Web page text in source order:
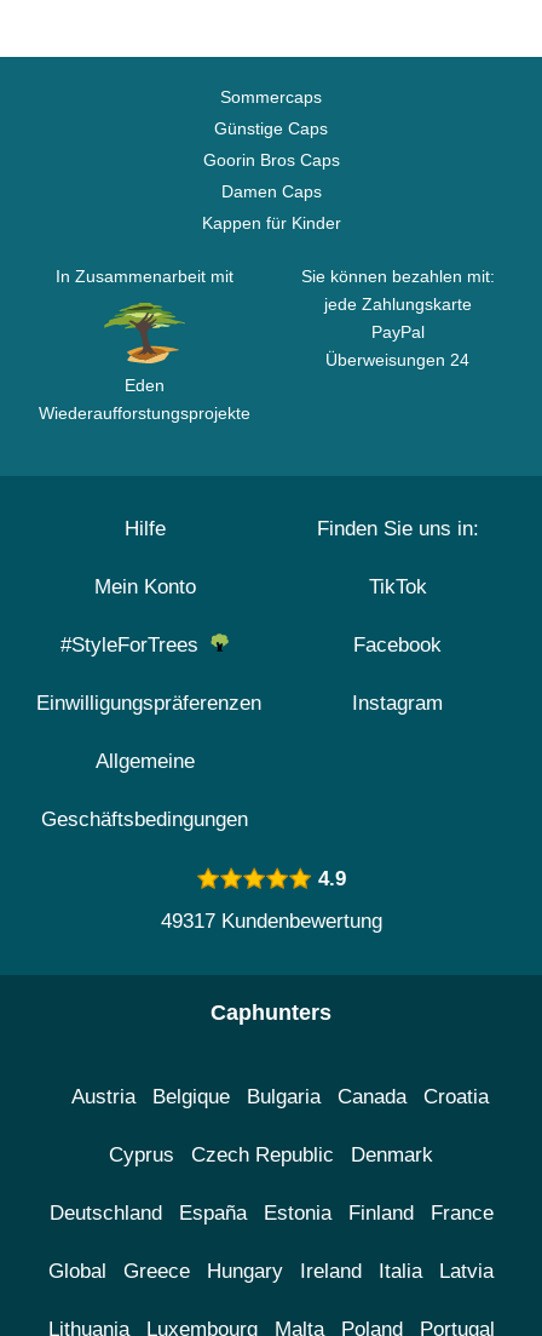
Sommercaps
Günstige Caps
Goorin Bros Caps
Damen Caps
Kappen für Kinder
In Zusammenarbeit mit
Eden
Wiederaufforstungsprojekte
Sie können bezahlen mit:
jede Zahlungskarte
PayPal
Überweisungen 24
Hilfe
Mein Konto
#StyleForTrees
Einwilligungspräferenzen
Allgemeine
Geschäftsbedingungen
Finden Sie uns in:
TikTok
Facebook
Instagram
4.9
49317 Kundenbewertung
Caphunters
Austria Belgique Bulgaria Canada Croatia
Cyprus Czech Republic Denmark
Deutschland España Estonia Finland France
Global Greece Hungary Ireland Italia Latvia
Lithuania Luxembourg Malta Poland Portugal